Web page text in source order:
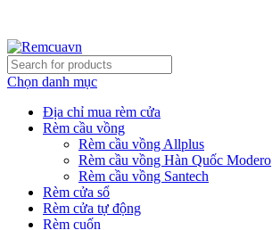
Chọn danh mục
Địa chỉ mua rèm cửa
Rèm cầu vồng
Rèm cầu vồng Allplus
Rèm cầu vồng Hàn Quốc Modero
Rèm cầu vồng Santech
Rèm cửa sổ
Rèm cửa tự động
Rèm cuốn